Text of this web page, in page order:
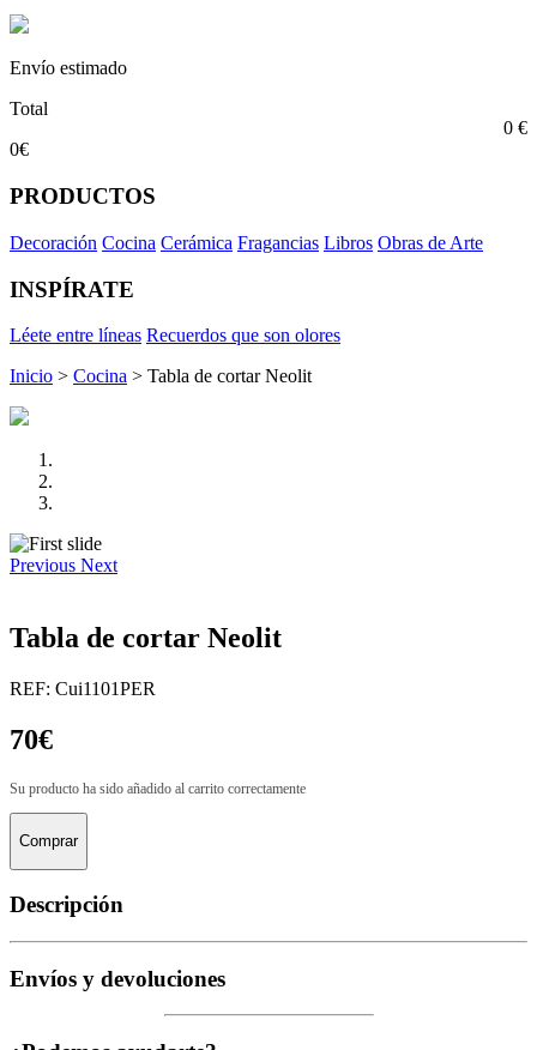
Envío estimado
0 €
Total
0€
PRODUCTOS
Decoración Cocina Cerámica Fragancias Libros Obras de Arte
INSPÍRATE
Léete entre líneas Recuerdos que son olores
Inicio > Cocina > Tabla de cortar Neolit
Previous Next
Tabla de cortar Neolit
REF: Cui1101PER
70€
Su producto ha sido añadido al carrito correctamente
Comprar
Descripción
Envíos y devoluciones